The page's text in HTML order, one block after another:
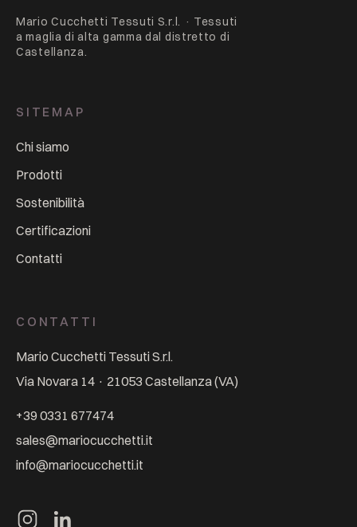
Mario Cucchetti Tessuti S.r.l. · Tessuti
a maglia di alta gamma dal distretto di
Castellanza.
SITEMAP
Chi siamo
Prodotti
Sostenibilità
Certificazioni
Contatti
CONTATTI
Mario Cucchetti Tessuti S.r.l.
Via Novara 14 · 21053 Castellanza(VA)
+39 0331 677474
sales@mariocucchetti.it
info@mariocucchetti.it